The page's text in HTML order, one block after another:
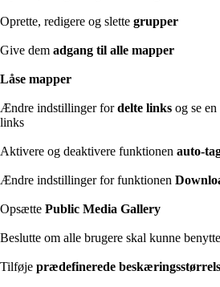
Oprette, redigere og slette grupper
Give dem adgang til alle mapper
Låse mapper
Ændre indstillinger fordelte links og se
links
Aktivere og deaktivere funktionen auto-
Ændre indstillinger for funktionen
Opsætte Public Media Gallery
Beslutte om alle brugere skal kunne benytte
Tilføje prædefinerede